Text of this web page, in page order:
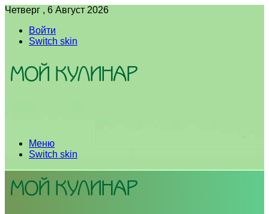
Четверг , 6 Август 2026
Войти
Switch skin
Меню
Switch skin